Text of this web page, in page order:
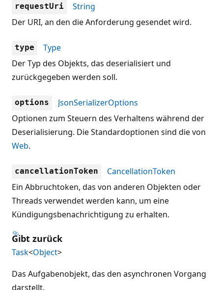
requestUri
String
Der URI, an den die Anforderung gesendet wird.
type
Type
Der Typ des Objekts, das deserialisiert und
zurückgegeben werden soll.
options
JsonSerializerOptions
Optionen zum Steuern des Verhaltens während der
Deserialisierung. Die Standardoptionen sind die von
Web.
cancellationToken
CancellationToken
Ein Abbruchtoken, das von anderen Objekten oder
Threads verwendet werden kann, um eine
Kündigungsbenachrichtigung zu erhalten.
Gibt zurück
Task<Object>
Das Aufgabenobjekt, das den asynchronen Vorgang
darstellt.